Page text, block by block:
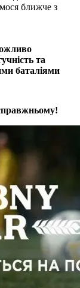
ближче з
та
баталіями